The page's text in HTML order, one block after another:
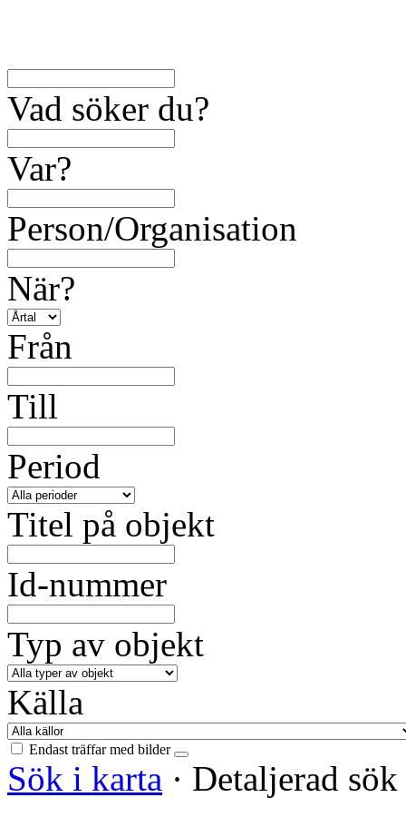
Vad söker du?
Var?
Person/Organisation
När?
Från
Till
Period
Titel på objekt
Id-nummer
Typ av objekt
Källa
Endast träffar med bilder
Sök i karta · Detaljerad sök